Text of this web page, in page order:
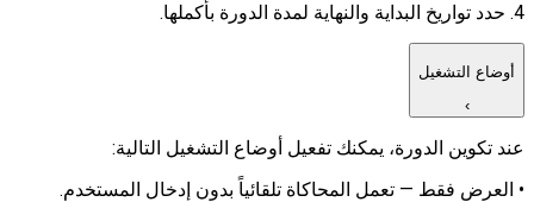
4. حدد تواريخ البداية والنهاية لمدة الدورة بأكملها.
أوضاع التشغيل
›
عند تكوين الدورة، يمكنك تفعيل أوضاع التشغيل التالية:
• العرض فقط — تعمل المحاكاة تلقائياً بدون إدخال المستخدم.